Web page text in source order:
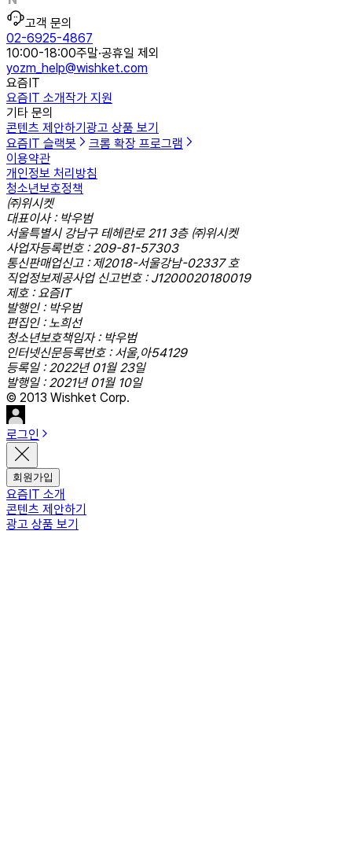
고객 문의
02-6925-4867
10:00-18:00주말·공휴일 제외
yozm_help@wishket.com
요즘IT
요즘IT 소개작가 지원
기타 문의
콘텐츠 제안하기 광고 상품 보기
요즘IT 슬랙봇
크롬 확장 프로그램
이용약관
개인정보 처리방침
청소년보호정책
㈜위시켓
대표이사 : 박우범
서울특별시 강남구 테헤란로 211 3층 ㈜위시켓
사업자등록번호 : 209-81-57303
통신판매업신고 : 제2018-서울강남-02337 호
직업정보제공사업 신고번호 : J1200020180019
제호 : 요즘IT
발행인 : 박우범
편집인 : 노희선
청소년보호책임자 : 박우범
인터넷신문등록번호 : 서울,아54129
등록일 : 2022년 01월 23일
발행일 : 2021년 01월 10일
© 2013 Wishket Corp.
로그인
회원가입
요즘IT 소개
콘텐츠 제안하기
광고 상품 보기